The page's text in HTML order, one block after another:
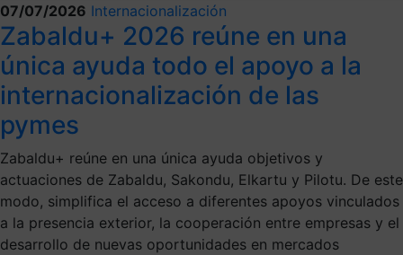
07/07/2026 Internacionalización
Zabaldu+ 2026 reúne en una
única ayuda todo el apoyo a la
internacionalización de las
pymes
Zabaldu+ reúne en una única ayuda objetivos y
actuaciones de Zabaldu, Sakondu, Elkartu y Pilotu. De este
modo, simplifica el acceso a diferentes apoyos vinculados
a la presencia exterior, la cooperación entre empresas y el
desarrollo de nuevas oportunidades en mercados